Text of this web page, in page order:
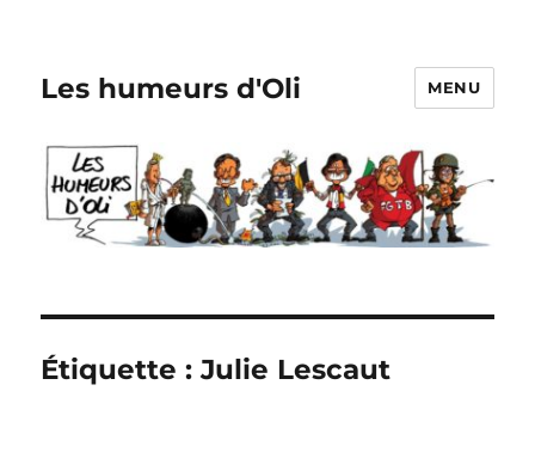
Les humeurs d'Oli MENU
Étiquette :Julie Lescaut